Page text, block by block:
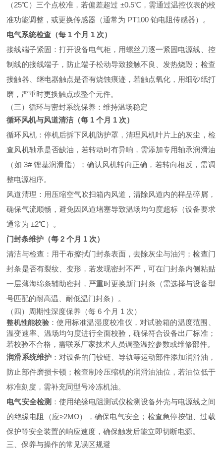
（25℃）三个点校准，若偏差超过 ±0.5℃，需通过温控仪表的校
准功能调整，或更换传感器（通常为 PT100 铂电阻传感器）。
电气系统检查（每 1 个月 1 次）
接线端子紧固：打开设备电气柜，用螺丝刀逐一紧固电源线、控
制线的接线端子，防止端子松动导致接触不良、发热烧毁；检查
接触器、继电器触点是否有烧蚀痕迹，若触点氧化，用细砂纸打
磨，严重时更换触点或整个元件。
（三）循环与密封系统保养：维持温场稳定
循环风机与风道清洁（每 1 个月 1 次）
循环风机：停机后拆下风机防护罩，清理风机叶片上的灰尘，检
查风机轴承是否缺油，若转动时有异响，需添加专用轴承润滑油
（如 3# 锂基润滑脂）；确认风机转向正确，若转向相反，需调
整电源相序。
风道清理：用压缩空气吹扫箱内风道，清除风道内的样品碎屑，
确保气流顺畅，避免因风道堵塞导致温场均匀度超标（设备要求
通常为 ±2℃）。
门封条维护（每 2 个月 1 次）
清洁与检查：用干布擦拭门封条表面，去除灰尘与油污；检查门
封条是否有裂纹、变形，若发现密封不严，可在门封条内侧粘贴
一层薄海绵条辅助密封，严重时更换新门封条（需选择与设备型
号匹配的耐高温、耐低温门封条）。
（四）周期性深度保养（每 6 个月 1 次）
整机性能校验 ：使用标准温湿度校准仪，对试验箱的温度范围、
温变速率、温场均匀度进行全面校验，确保符合设备出厂标准；
若校验不合格，需联系厂家技术人员调整温控参数或维修部件。
润滑系统维护：对设备的门铰链、导轨等运动部件添加润滑油，
防止部件磨损卡顿；检查制冷压缩机的润滑油油位，若油位低于
标准刻度，需补充同型号冷冻机油。
电气安全检测 ：使用绝缘电阻测试仪检测设备外壳与电源线之间
的绝缘电阻（应≥2MΩ），确保电气安全；检查急停按钮、过载
保护等安全装置的响应速度，确保触发后能立即切断电源。
三、保养与操作的常见误区规避